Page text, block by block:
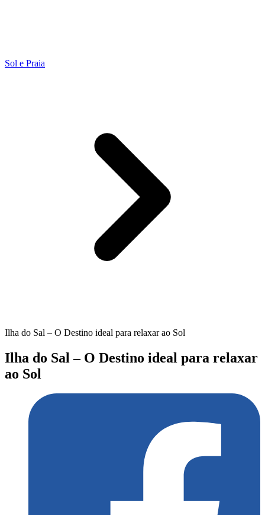
Sol e Praia
Ilha do Sal – O Destino ideal para relaxar ao Sol
Ilha do Sal – O Destino ideal para relaxar
ao Sol